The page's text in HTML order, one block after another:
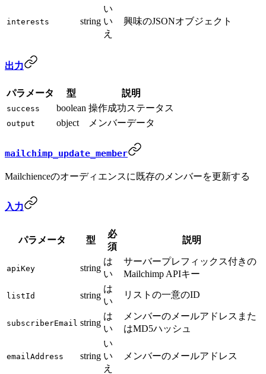
interests string
い
い
え
興味のJSONオブジェクト
出力
パラメータ 型 説明
success boolean 操作成功ステータス
output object メンバーデータ
mailchimp_update_member
Mailchienceのオーディエンスに既存のメンバーを更新する
入力
パラメータ 型
必
須
説明
apiKey string
は
い
サーバープレフィックス付きの
Mailchimp APIキー
listId string
は
い
リストの一意のID
subscriberEmail string
は
い
メンバーのメールアドレスまた
はMD5ハッシュ
emailAddress string
い
い
え
メンバーのメールアドレス